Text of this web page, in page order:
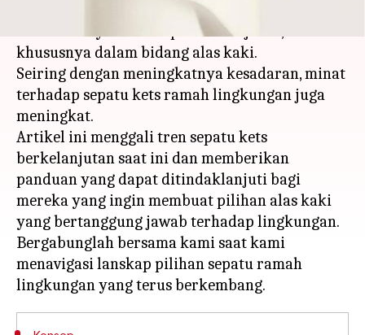
Dunia fesyen semakin meningkatkan
komitmennya terhadap keberlanjutan,
khususnya dalam bidang alas kaki.
Seiring dengan meningkatnya kesadaran, minat
terhadap sepatu kets ramah lingkungan juga
meningkat.
Artikel ini menggali tren sepatu kets
berkelanjutan saat ini dan memberikan
panduan yang dapat ditindaklanjuti bagi
mereka yang ingin membuat pilihan alas kaki
yang bertanggung jawab terhadap lingkungan.
Bergabunglah bersama kami saat kami
menavigasi lanskap pilihan sepatu ramah